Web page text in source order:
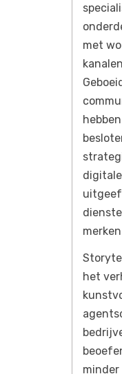
met
het
minder